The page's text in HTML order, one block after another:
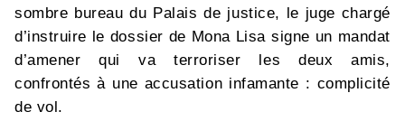
sombre bureau du Palais de justice, le juge chargé
d’instruire le dossier de Mona Lisa signe un mandat
d’amener qui va terroriser les deux amis,
confrontés à une accusation infamante : complicité
de vol.